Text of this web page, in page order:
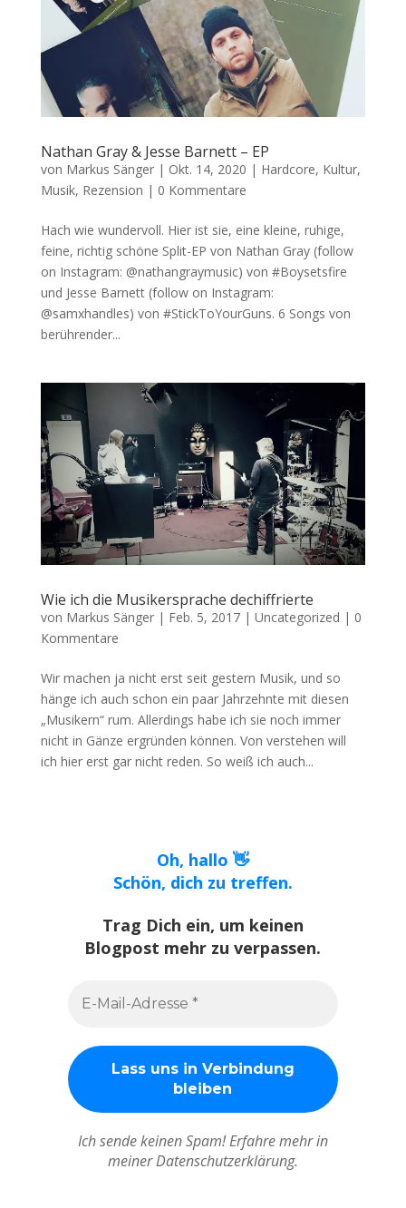
Nathan Gray & Jesse Barnett – EP
von Markus Sänger| Okt. 14, 2020 | Hardcore, Kultur,
Musik, Rezension | 0 Kommentare
Hach wie wundervoll. Hier ist sie, eine kleine, ruhige,
feine, richtig schöne Split-EP von Nathan Gray (follow
on Instagram: @nathangraymusic) von #Boysetsfire
und Jesse Barnett (follow on Instagram:
@samxhandles) von #StickToYourGuns. 6 Songs von
berührender...
Wie ich die Musikersprache dechiffrierte
von Markus Sänger| Feb. 5, 2017| Uncategorized | 0
Kommentare
Wir machen ja nicht erst seit gestern Musik, und so
hänge ich auch schon ein paar Jahrzehnte mit diesen
„Musikern“ rum. Allerdings habe ich sie noch immer
nicht in Gänze ergründen können. Von verstehen will
ich hier erst gar nicht reden. So weiß ich auch...
Oh, hallo 👋
Schön, dich zu treffen.
Trag Dich ein, um keinen
Blogpost mehr zu verpassen.
Ich sende keinen Spam! Erfahre mehr in
meiner Datenschutzerklärung.